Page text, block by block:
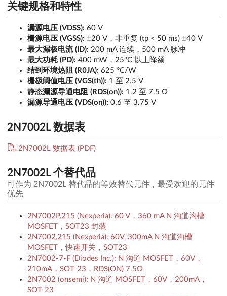
关键规格和特性
漏源电压 (VDSS): 60 V
栅源电压 (VGSS): ±20 V，非重复 (tp < 50 ms) ±40 V
最大漏极电流 (ID): 200 mA 连续，500 mA 脉冲
最大功耗 (PD): 400 mW，25°C 以上降额
结到环境热阻 (RθJA): 625 °C/W
栅极阈值电压 (VGS(th)): 1 至 2.5 V
静态漏源导通电阻 (RDS(on)): 1.2 至 7.5 Ω
漏源导通电压 (VDS(on)): 0.6 至 3.75 V
2N7002L 数据表
2N7002L 数据表 (PDF)
2N7002L 个替代品
可作为 2N7002L 替代品的等效替代元件，最受欢迎的元件
优先
2N7002P,215 (Nexperia): 60 V，360 mA N 沟道沟槽
MOSFET，SOT23 封装
2N7002,215 (Nexperia): 60V, 300mA N 沟道沟槽
MOSFET，快速开关，SOT23
2N7002-7-F (Diodes Inc.): N 沟道 MOSFET，60V，
210mA，SOT-23，RDS(ON) 7.5Ω
2N7002 (onsemi): N 沟道 MOSFET，60V，200mA，
SOT-23